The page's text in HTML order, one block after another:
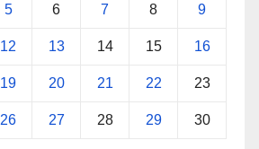
5 6 7 8 9
12 13 14 15 16
19 20 21 22 23
26 27 28 29 30